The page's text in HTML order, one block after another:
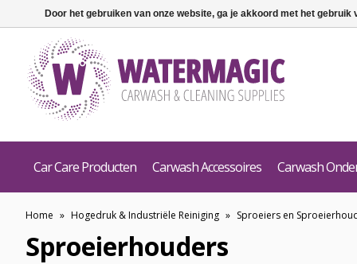
Car Care Producten Carwash Accessoires Carwash
Home » Hogedruk & Industriële Reiniging » Sproeiers en
Sproeierhouders
Door het gebruiken van onze website, ga je akkoord met het